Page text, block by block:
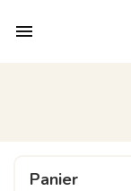
menu
Panier